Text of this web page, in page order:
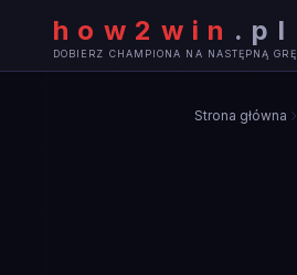
how2win . pl
DOBIERZ CHAMPIONA NA NASTĘPNĄ GRĘ
Strona główna